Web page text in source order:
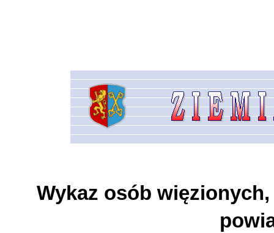
Wykaz osób